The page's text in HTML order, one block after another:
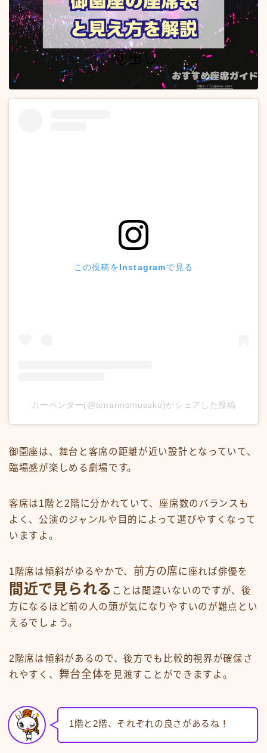
この投稿をInstagramで見る
カーペンター(@tonarinomusuko)がシェアした投稿
御園座は、舞台と客席の距離が近い設計となっていて、
臨場感が楽しめる劇場です。
客席は1階と2階に分かれていて、座席数のバランスも
よく、公演のジャンルや目的によって選びやすくなって
いますよ。
1階席は傾斜がゆるやかで、 前方の席に座れば俳優を
間近で見られる ことは間違いないのですが、後
方になるほど前の人の頭が気になりやすいのが難点とい
えるでしょう。
2階席は傾斜があるので、後方でも比較的視界が確保さ
れやすく、 舞台全体を見渡すことができますよ。
1階と2階、それぞれの良さがあるね！